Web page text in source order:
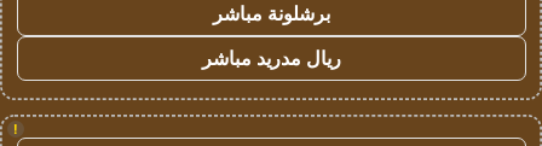
برشلونة مباشر
ريال مدريد مباشر
!